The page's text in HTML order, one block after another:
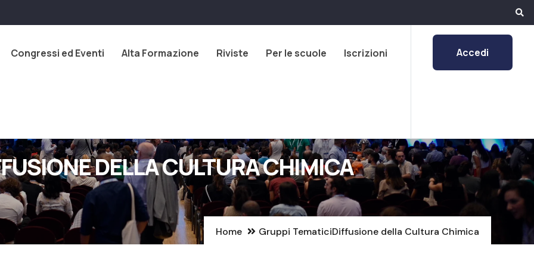
Congressi ed Eventi Alta Formazione Riviste Per le scuole Iscrizioni Accedi
DELLA CULTURA CHIMICA
Home Gruppi TematiciDiffusione della Cultura Chimica